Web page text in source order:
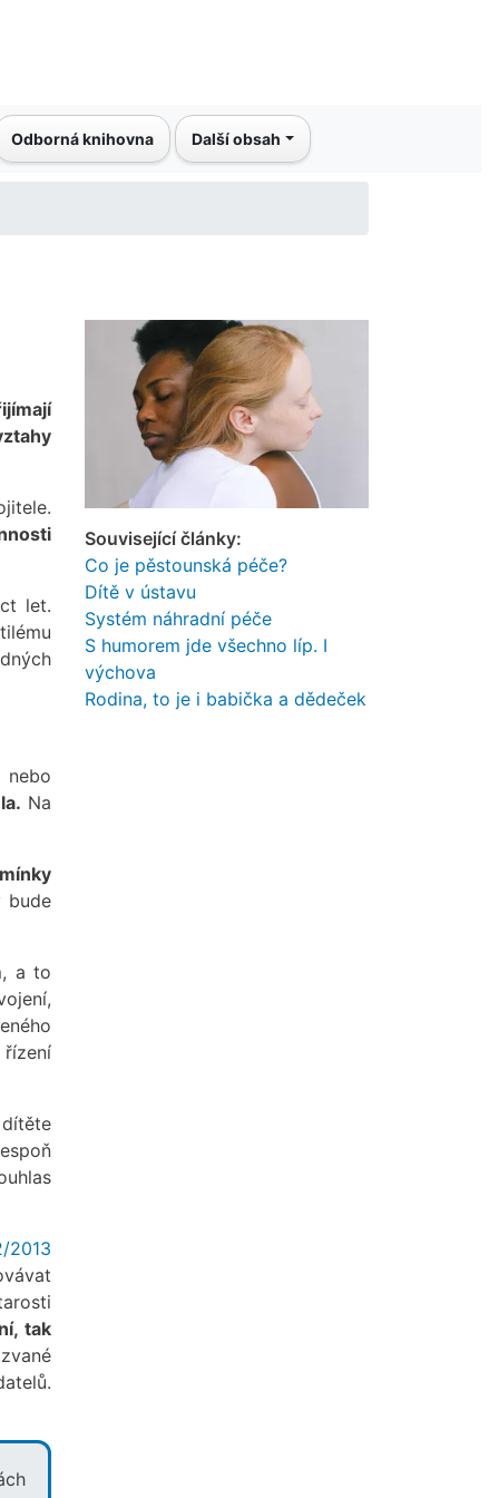
Odborná knihovna Další obsah
let.
nebo
Na
bude
, a to
2013
tak
Související články:
Co je pěstounská péče?
Dítě v ústavu
Systém náhradní péče
S humorem jde všechno líp. I
výchova
Rodina, to je i babička a dědeček